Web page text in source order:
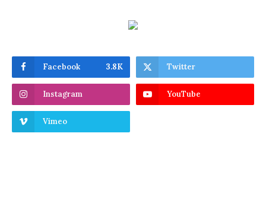
Facebook 3.8K Twitter
Instagram YouTube
Vimeo